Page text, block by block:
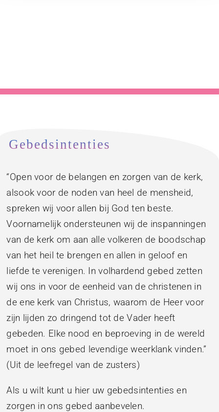
Gebedsintenties
“Open voor de belangen en zorgen van de kerk,
alsook voor de noden van heel de mensheid,
spreken wij voor allen bij God ten beste.
Voornamelijk ondersteunen wij de inspanningen
van de kerk om aan alle volkeren de boodschap
van het heil te brengen en allen in geloof en
liefde te verenigen. In volhardend gebed zetten
wij ons in voor de eenheid van de christenen in
de ene kerk van Christus, waarom de Heer voor
zijn lijden zo dringend tot de Vader heeft
gebeden. Elke nood en beproeving in de wereld
moet in ons gebed levendige weerklank vinden.”
(Uit de leefregel van de zusters)
Als u wilt kunt u hier uw gebedsintenties en
zorgen in ons gebed aanbevelen.